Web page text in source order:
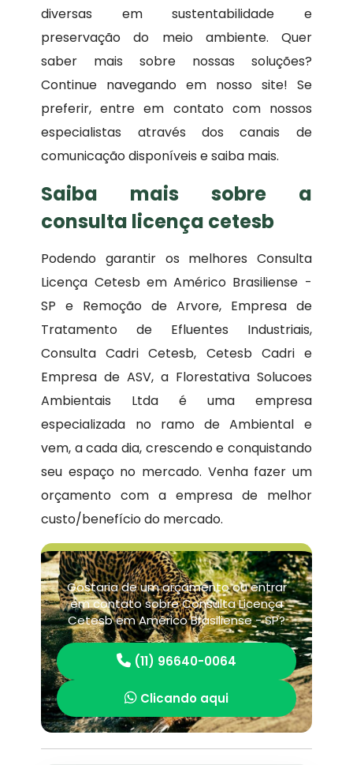
diversas em sustentabilidade e
preservação do meio ambiente. Quer
saber mais sobre nossas soluções?
Continue navegando em nosso site! Se
preferir, entre em contato com nossos
especialistas através dos canais de
comunicação disponíveis e saiba mais.
Saiba mais sobre a
consulta licença cetesb
Podendo garantir os melhores Consulta
Licença Cetesb em Américo Brasiliense -
SP e Remoção de Arvore, Empresa de
Tratamento de Efluentes Industriais,
Consulta Cadri Cetesb, Cetesb Cadri e
Empresa de ASV, a Florestativa Solucoes
Ambientais Ltda é uma empresa
especializada no ramo de Ambiental e
vem, a cada dia, crescendo e conquistando
seu espaço no mercado. Venha fazer um
orçamento com a empresa de melhor
custo/benefício do mercado.
Gostaria de um orçamento ou entrar
em contato sobre Consulta Licença
Cetesb em Américo Brasiliense - SP?
(11) 96640-0064
Clicando aqui